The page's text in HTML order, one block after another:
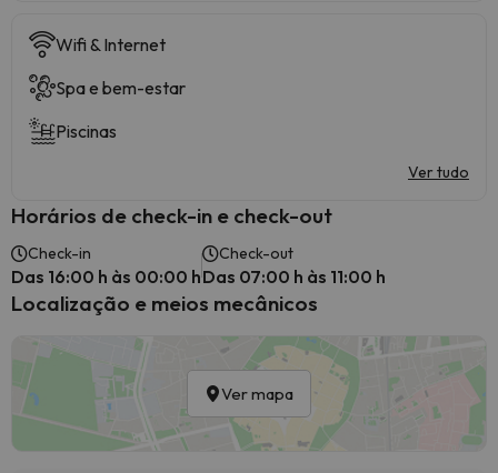
Wifi & Internet
Spa e bem-estar
Piscinas
Ver tudo
Horários de check-in e check-out
Check-in
Das 16:00 h às 00:00 h
Check-out
Das 07:00 h às 11:00 h
Localização e meios mecânicos
Ver mapa